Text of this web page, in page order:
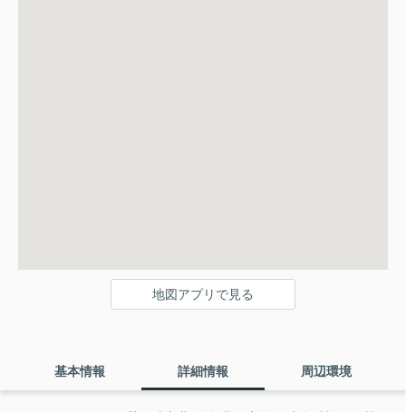
地図アプリで見る
基本情報 詳細情報 周辺環境